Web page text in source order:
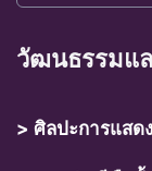
วัฒนธรรมแ
> ศิลปะการแสดง